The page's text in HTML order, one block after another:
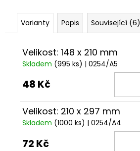
Varianty Popis Související (6)
Velikost: 148 x 210 mm
Skladem (995 ks) | 0254/A5
48 Kč
Velikost: 210 x 297 mm
Skladem (1000 ks) | 0254/A4
72 Kč
e